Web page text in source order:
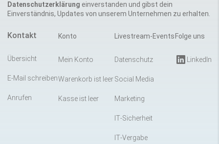
Datenschutzerklärung einverstanden und gibst dein
Einverständnis, Updates von unserem Unternehmen zu erhalten.
Kontakt
Übersicht
E-Mail schreiben
Anrufen
Konto
Mein Konto
Warenkorb ist leer
Kasse ist leer
Livestream-Events
Datenschutz
Social Media
Marketing
IT-Sicherheit
IT-Vergabe
Folge uns
LinkedIn